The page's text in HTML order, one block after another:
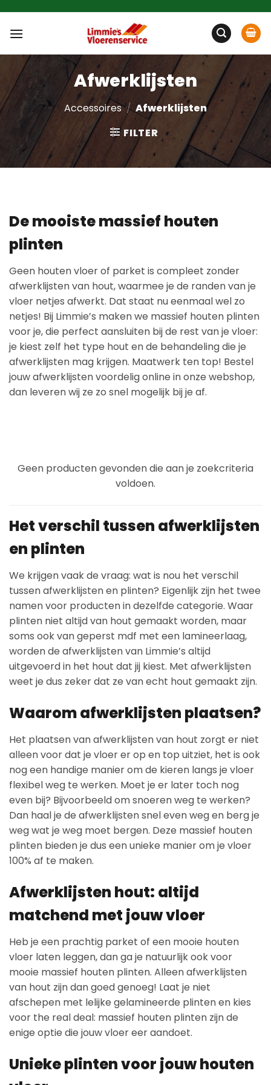
inhoud
Afwerklijsten
Accessoires / Afwerklijsten
FILTER
De mooiste massief houten
plinten
Geen houten vloer of parket is compleet zonder
afwerklijsten van hout, waarmee je de randen van je
vloer netjes afwerkt. Dat staat nu eenmaal wel zo
netjes! Bij Limmie’s maken we massief houten plinten
voor je, die perfect aansluiten bij de rest van je vloer:
je kiest zelf het type hout en de behandeling die je
afwerklijsten mag krijgen. Maatwerk ten top! Bestel
jouw afwerklijsten voordelig online in onze webshop,
dan leveren wij ze zo snel mogelijk bij je af.
Geen producten gevonden die aan je zoekcriteria
voldoen.
Het verschil tussen afwerklijsten
en plinten
We krijgen vaak de vraag: wat is nou het verschil
tussen afwerklijsten en plinten? Eigenlijk zijn het twee
namen voor producten in dezelfde categorie. Waar
plinten niet altijd van hout gemaakt worden, maar
soms ook van geperst mdf met een lamineerlaag,
worden de afwerklijsten van Limmie’s altijd
uitgevoerd in het hout dat jij kiest. Met afwerklijsten
weet je dus zeker dat ze van echt hout gemaakt zijn.
Waarom afwerklijsten plaatsen?
Het plaatsen van afwerklijsten van hout zorgt er niet
alleen voor dat je vloer er op en top uitziet, het is ook
nog een handige manier om de kieren langs je vloer
flexibel weg te werken. Moet je er later toch nog
even bij? Bijvoorbeeld om snoeren weg te werken?
Dan haal je de afwerklijsten snel even weg en berg je
weg wat je weg moet bergen. Deze massief houten
plinten bieden je dus een unieke manier om je vloer
100% af te maken.
Afwerklijsten hout: altijd
matchend met jouw vloer
Heb je een prachtig parket of een mooie houten
vloer laten leggen, dan ga je natuurlijk ook voor
mooie massief houten plinten. Alleen afwerklijsten
van hout zijn dan goed genoeg! Laat je niet
afschepen met lelijke gelamineerde plinten en kies
voor the real deal: massief houten plinten zijn de
enige optie die jouw vloer eer aandoet.
Unieke plinten voor jouw houten